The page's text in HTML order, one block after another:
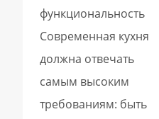
функциональность
Современная кухня
должна отвечать
самым высоким
требованиям: быть